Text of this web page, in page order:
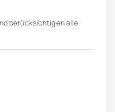
berücksichtigen alle